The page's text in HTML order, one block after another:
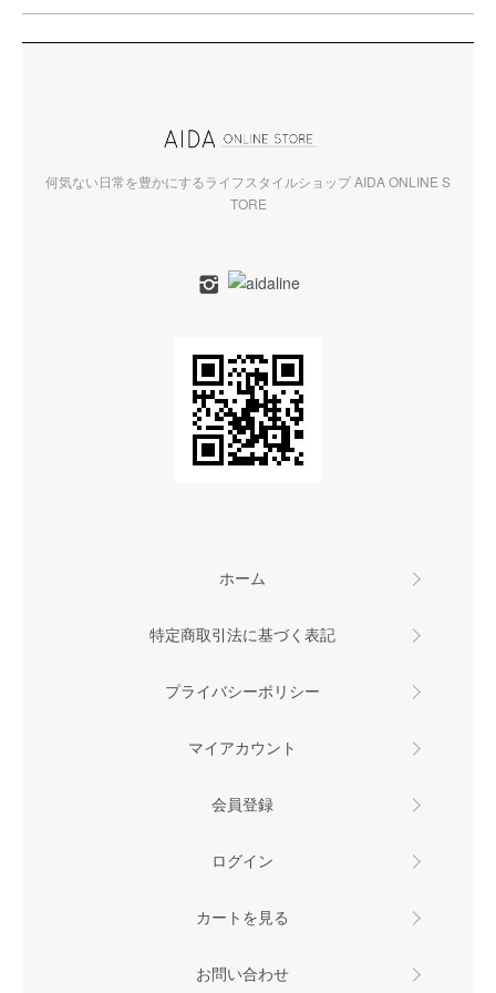
何気ない日常を豊かにするライフスタイルショップ AIDA ONLINE S
TORE
ホーム
特定商取引法に基づく表記
プライバシーポリシー
マイアカウント
会員登録
ログイン
カートを見る
お問い合わせ